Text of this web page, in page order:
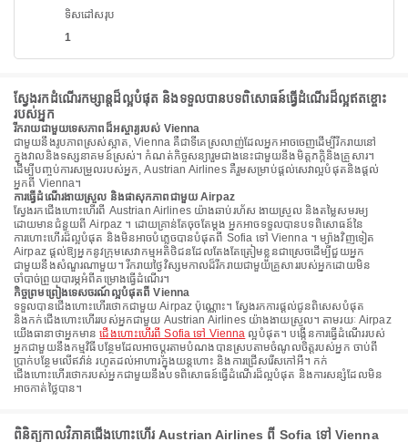
ទិសដៅសរុប
1
ស្វែងរកដំណើរកម្សាន្តដ៏ល្អបំផុត និងទទួលបានបទពិសោធន៍ធ្វើដំណើរដ៏ល្អឥតខ្ចោះ
របស់អ្នក
រីករាយជាមួយទេសភាពដ៏អស្ចារ្យរបស់ Vienna
ជាមួយនឹងរូបភាពស្រស់ស្អាត, Vienna គឺជាទីគេស្រលាញ់ដែលអ្នកអាចចេញដើម្បីរីករាយនៅ
ក្នុងវាលនិងទស្សនាគមន៍ស្រស់។ កំណត់កិច្ចសន្យារួមជាងនេះជាមួយនឹងមិត្តភក្តិនិងគ្រួសារ។
ដើម្បីបញ្ចប់ការសម្រួលរបស់អ្នក, Austrian Airlines គឺរួមសម្រាប់ផ្តល់សេវាល្អបំផុតនិងផ្តល់
អ្នកពី Vienna។
ការធ្វើដំណើរងាយស្រួល និងផាសុកភាពជាមួយ Airpaz
ស្វែងរកជើងហោះហើរពី Austrian Airlines យ៉ាងឆាប់រហ័ស ងាយស្រួល និងតម្លៃសមរម្យ
ដោយមានជំនួយពី Airpaz ។ ដោយគ្រាន់តែចុចតែម្តង អ្នកអាចទទួលបានបទពិសោធន៍នៃ
ការហោះហើរដ៏ល្អបំផុត និងមិនអាចបំភ្លេចបានបំផុតពី Sofia ទៅ Vienna ។ ម្យ៉ាងវិញទៀត
Airpaz ផ្តល់ឱ្យអ្នកនូវក្រុមសេវាកម្មអតិថិជនដែលតែងតែត្រៀមខ្លួនជាស្រេចដើម្បីជួយអ្នក
ជាមួយនឹងសំណួរណាមួយ។ រីករាយថ្ងៃវិស្សមកាលដ៏រីករាយជាមួយគ្រួសាររបស់អ្នកដោយមិន
ចាំបាច់ព្រួយបារម្ភអំពីគម្រោងធ្វើដំណើរ។
កិច្ចព្រមព្រៀងទេសចរណ៍ល្អបំផុតពី Vienna
ទទួលបានជើងហោះហើរថោកជាមួយ Airpaz ប៉ុណ្ណោះ។ ស្វែងរកការផ្តល់ជូនពិសេសបំផុត
និងកក់ជើងហោះហើររបស់អ្នកជាមួយ Austrian Airlines យ៉ាងងាយស្រួល។ តាមរយៈ Airpaz
យើងធានាថាអ្នកមានជើងហោះហើរពី Sofia ទៅ Vienna ល្អបំផុត។ បង្កើនការធ្វើដំណើររបស់
អ្នកជាមួយនឹងកម្មវិធីបន្ថែមដែលអាចប្ដូរតាមបំណងបានស្របតាមចំណូលចិត្តរបស់អ្នក ចាប់ពី
ប្រាក់បន្ថែមលើឥវ៉ាន់ រហូតដល់អាហារក្នុងយន្តហោះ និងការជ្រើសរើសកៅអី។ កក់
ជើងហោះហើរថោករបស់អ្នកជាមួយនឹងបទពិសោធន៍ធ្វើដំណើរដ៏ល្អបំផុត និងការសន្សំដែលមិន
អាចកាត់ថ្លៃបាន។
ពិនិត្យកាលវិភាគជើងហោះហើរ Austrian Airlines ពី Sofia ទៅ Vienna